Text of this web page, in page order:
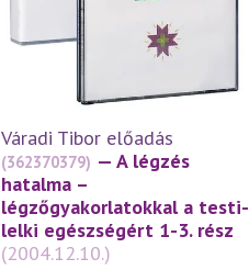
Váradi Tibor előadás
(362370379) — A légzés
hatalma –
légzőgyakorlatokkal a testi-
lelki egészségért 1-3. rész
(2004.12.10.)